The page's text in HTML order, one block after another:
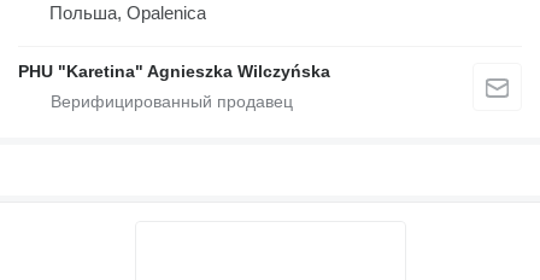
Польша, Opalenica
PHU "Karetina" Agnieszka Wilczyńska